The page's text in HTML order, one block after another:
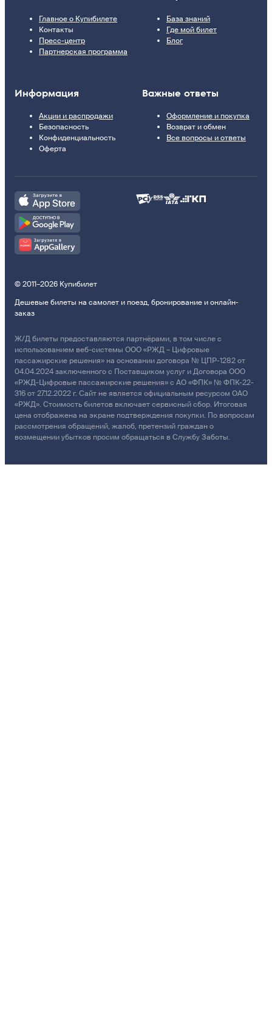
Главное о Купибилете
Контакты
Пресс-центр
Партнерская программа
База знаний
Где мой билет
Блог
Информация
Акции и распродажи
Безопасность
Конфиденциальность
Оферта
Важные ответы
Оформление и покупка
Возврат и обмен
Все вопросы и ответы
© 2011–2026 Купибилет
Дешевые билеты на самолет и поезд, бронирование и онлайн-
заказ
Ж/Д билеты предоставляются партнёрами, в том числе с
использованием веб-системы ООО «РЖД – Цифровые
пассажирские решения» на основании договора № ЦПР-1282 от
04.04.2024 заключенного с Поставщиком услуг и Договора ООО
«РЖД-Цифровые пассажирские решения» с АО «ФПК» № ФПК-22-
316 от 27.12.2022 г. Сайт не является официальным ресурсом ОАО
«РЖД». Стоимость билетов включает сервисный сбор. Итоговая
цена отображена на экране подтверждения покупки. По вопросам
рассмотрения обращений, жалоб, претензий граждан о
возмещении убытков просим обращаться в Службу Заботы.